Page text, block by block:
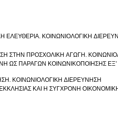
ΕΛΕΥΘΕΡΙΑ. ΚΟΙΝΩΝΙΟΛΟΓΙΚΗ
ΣΤΗΝ ΠΡΟΣΧΟΛΙΚΗ ΑΓΩΓΗ.
ΩΣ ΠΑΡΑΓΩΝ ΚΟΙΝΩΝΙΚΟΠΟΙΗΣΗΣ
ΚΟΙΝΩΝΙΟΛΟΓΙΚΗ ΔΙΕΡΕΥΝΗΣΗ
ΚΑΙ Η ΣΥΓΧΡΟΝΗ